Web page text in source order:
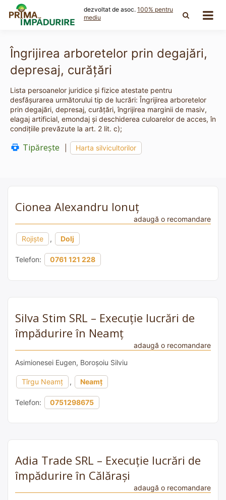
content
dezvoltat de asoc. 100% pentru
mediu
Îngrijirea arboretelor prin degajări,
depresaj, curăţări
Lista persoanelor juridice și fizice atestate pentru
desfășurarea următorului tip de lucrări: Îngrijirea arboretelor
prin degajări, depresaj, curăţări, îngrijirea marginii de masiv,
elagaj artificial, emondaj şi deschiderea culoarelor de acces, în
condiţiile prevăzute la art. 2 lit. c);
Tipărește Harta silvicultorilor
Cionea Alexandru Ionuț
adaugă o recomandare
Rojiște , Dolj
Telefon: 0761 121 228
Silva Stim SRL – Execuție lucrări de
împădurire în Neamţ
adaugă o recomandare
Asimionesei Eugen, Boroșoiu Silviu
Tîrgu Neamţ , Neamț
Telefon: 0751298675
Adia Trade SRL – Execuție lucrări de
împădurire în Călărași
adaugă o recomandare